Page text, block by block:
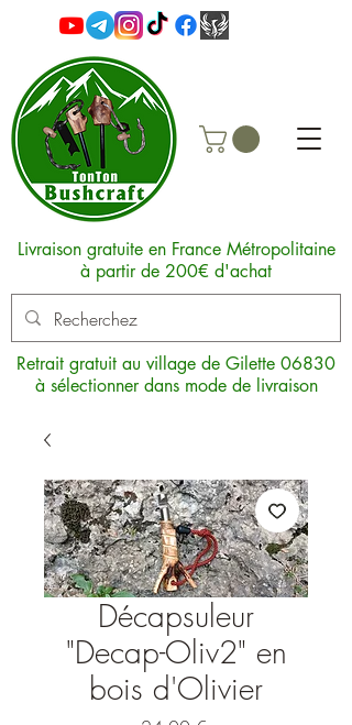
Livraison gratuite en France Métropolitaine
à partir de 200€ d'achat
Retrait gratuit au village de Gilette 06830
à sélectionner dans mode de livraison
Décapsuleur
"Decap-Oliv2" en
bois d'Olivier